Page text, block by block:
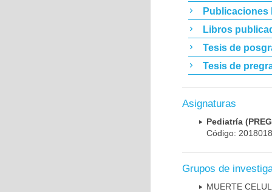
Publicaciones
Libros
Tesis de
Tesis de
Asignaturas
Pediatría
Código:
Grupos de
MUERTE